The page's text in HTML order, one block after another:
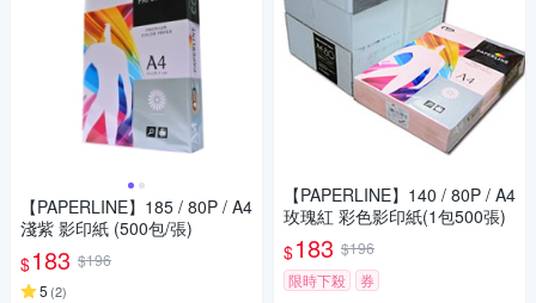
【PAPERLINE】185 / 80P / A4
淺紫 影印紙 (500包/張)
$183 $196
5 (2)
【PAPERLINE】140 / 80P / A4
玫瑰紅 彩色影印紙(1包500張)
$183 $196
限時下殺
券